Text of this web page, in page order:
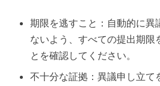
期限を逃すこと：自動的に異
ないよう、すべての提出期限
とを確認してください。
不十分な証拠：異議申し立て